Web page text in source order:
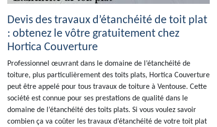
Devis des travaux d’étanchéité de toit plat
: obtenez le vôtre gratuitement chez
Hortica Couverture
Professionnel œuvrant dans le domaine de l’étanchéité de
toiture, plus particulièrement des toits plats, Hortica Couverture
peut être appelé pour tous travaux de toiture à Ventouse. Cette
société est connue pour ses prestations de qualité dans le
domaine de l’étanchéité des toits plats. Si vous voulez savoir
combien ça va coûter les travaux d’étanchéité de votre toit plat